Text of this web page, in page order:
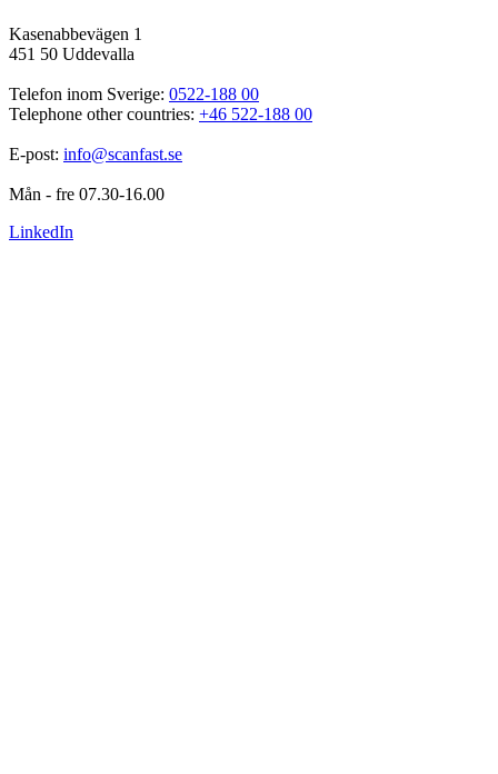
Kasenabbevägen 1
451 50 Uddevalla
Telefon inom Sverige: 0522-188 00
Telephone other countries: +46 522-188 00
E-post: info@scanfast.se
Mån - fre 07.30-16.00
LinkedIn